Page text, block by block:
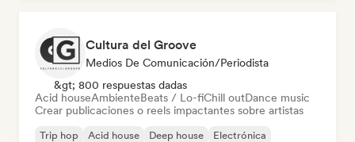
Cultura del Groove
Medios De Comunicación/Periodista
&gt; 800 respuestas dadas
Acid houseAmbienteBeats / Lo-fiChill outDance music
Crear publicaciones o reels impactantes sobre artistas
Trip hop Acid house Deep house
Electrónica